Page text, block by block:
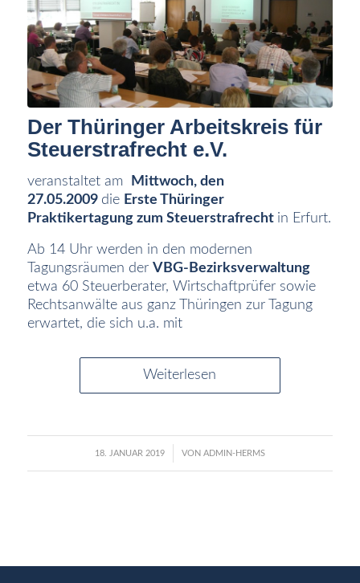
Der Thüringer Arbeitskreis für
Steuerstrafrecht e.V.
veranstaltet am
Mittwoch, den
27.05.2009 die Erste Thüringer
Praktikertagung zum Steuerstrafrecht in Erfurt.
Ab 14 Uhr werden in den modernen
Tagungsräumen der VBG-Bezirksverwaltung
etwa 60 Steuerberater, Wirtschaftprüfer sowie
Rechtsanwälte aus ganz Thüringen zur Tagung
erwartet, die sich u.a. mit
Weiterlesen
18. JANUAR 2019
/ VON ADMIN-HERMS